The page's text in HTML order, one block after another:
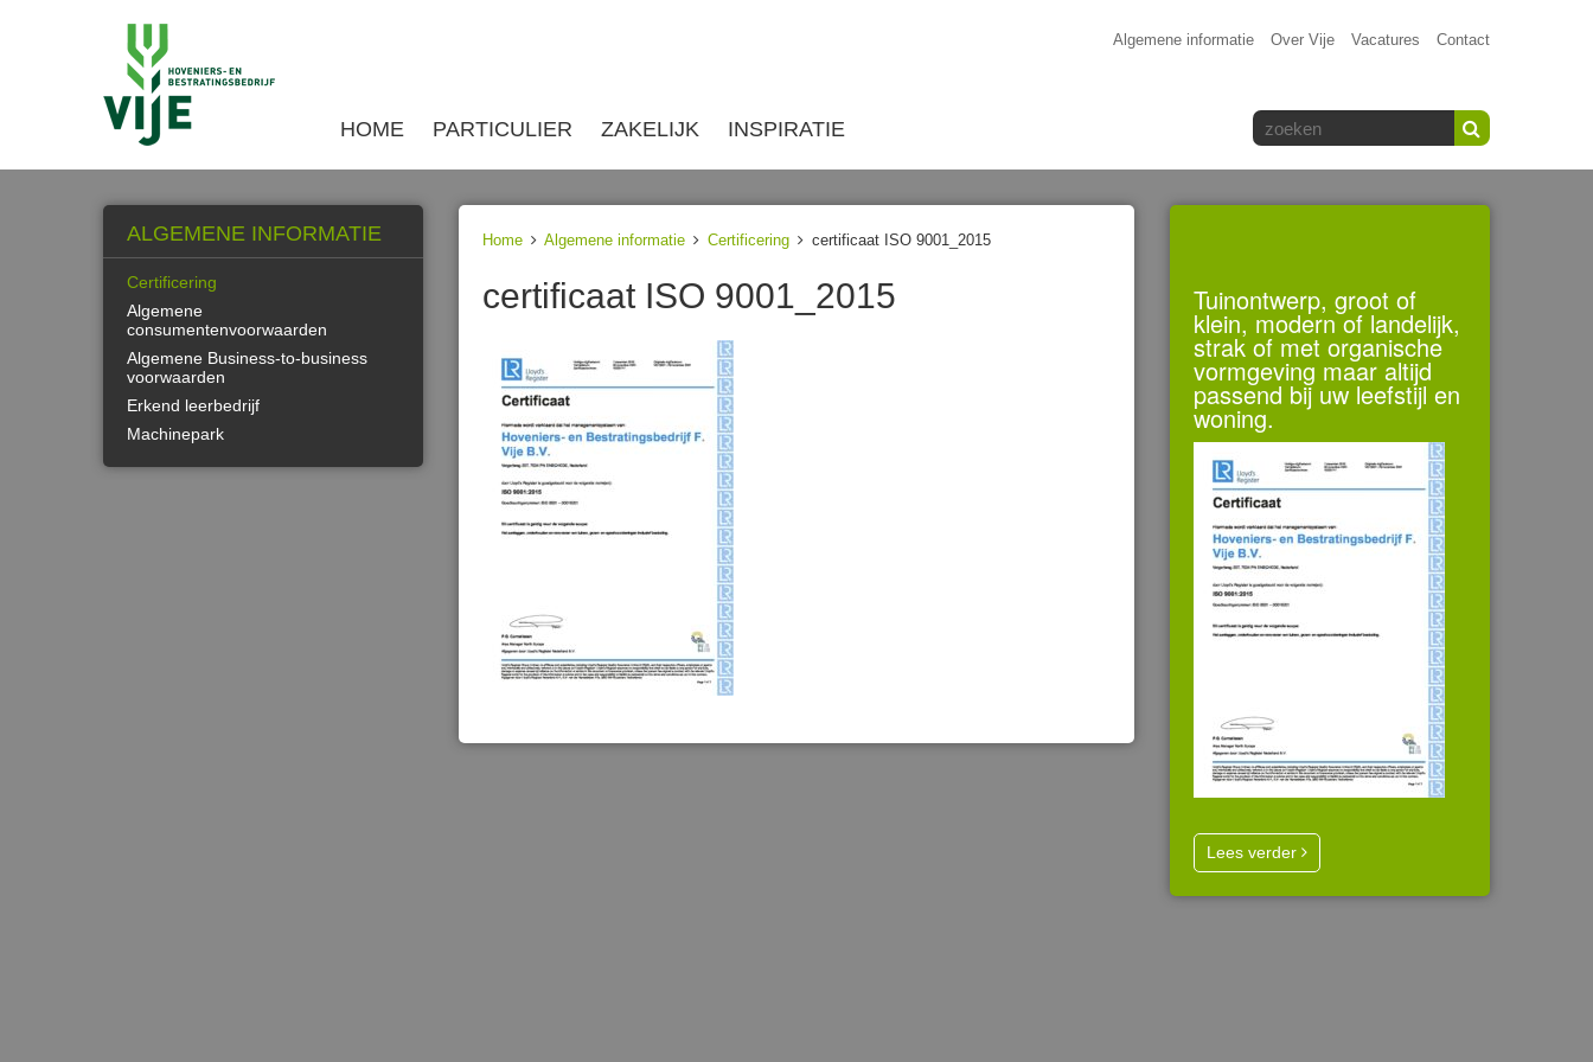
Algemene informatie Over Vije Vacatures Contact
HOME PARTICULIER ZAKELIJK INSPIRATIE
Home Algemene informatie Certificering certificaat ISO 9001_2015
certificaat ISO 9001_2015
ALGEMENE INFORMATIE
Certificering
Algemene
consumentenvoorwaarden
Algemene Business-to-business
voorwaarden
Erkend leerbedrijf
Machinepark
Tuinontwerp, groot of
klein, modern of landelijk,
strak of met organische
vormgeving maar altijd
passend bij uw leefstijl en
woning.
Lees verder